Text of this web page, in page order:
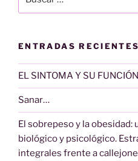
por:
ENTRADAS RECIENTES
EL SINTOMA Y SU
Sanar…
El sobrepeso y la
biológico y psicológico.
integrales frente a